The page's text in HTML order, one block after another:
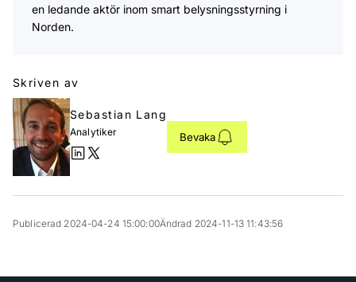
en ledande aktör inom smart belysningsstyrning i
Norden.
Skriven av
Sebastian Lang
Analytiker Bevaka
Publicerad 2024-04-24 15:00:00Ändrad 2024-11-13 11:43:56